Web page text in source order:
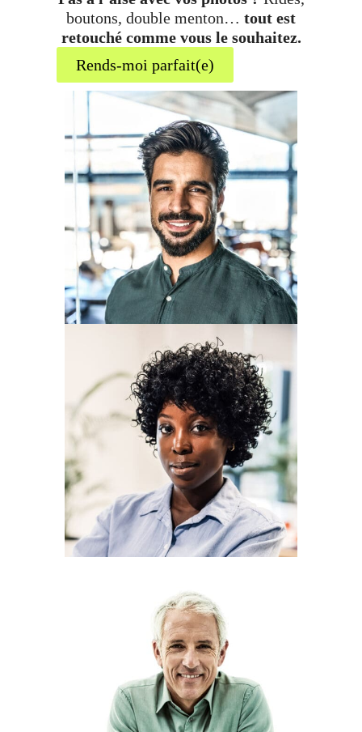
boutons, double menton… tout est
retouché comme vous le souhaitez.
Rends-moi parfait(e)